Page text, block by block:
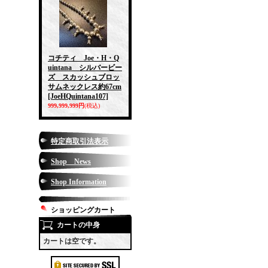
コチティ Joe・H・Q
uintana シルバービー
ズ スカッシュブロッ
サムネックレス約67cm
[JoeHQuintana107]
999,999,999円(税込)
特定商取引法表示
Shop News
Shop Information
ショッピングカート
カートの中身
カートは空です。